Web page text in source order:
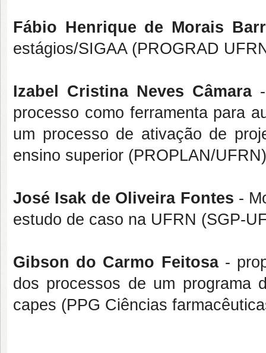
Fábio Henrique de Morais
estágios/SIGAA (PROGRAD
Izabel Cristina Neves Câmara-
processo como ferramenta para
um processo de ativação de
ensino superior (PROPLAN/
José Isak de Oliveira Fontes -
estudo de caso na UFRN (SGP-
Gibson do Carmo Feitosa-
dos processos de um programa
capes (PPG Ciências